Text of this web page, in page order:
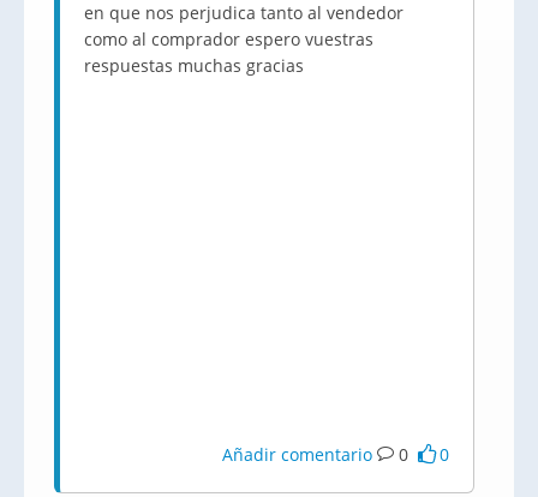
en que nos perjudica tanto al vendedor
como al comprador espero vuestras
respuestas muchas gracias
Añadir comentario 0 0